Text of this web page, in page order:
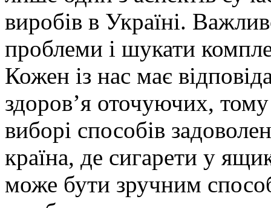
виробів в Україні.
проблеми і шукати
Кожен із нас має
здоров’я оточуючих,
виборі способів
країна, де сигарети у
може бути зручним